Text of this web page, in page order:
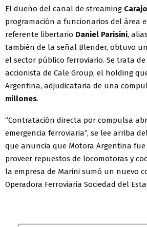
El dueño del canal de streaming Carajo
programación a funcionarios del área
referente libertario Daniel Parisini,
también de la señal Blender, obtuvo
el sector público ferroviario. Se trata de
accionista de Cale Group, el holding
Argentina, adjudicataria de una
millones.
“Contratación directa por compulsa
emergencia ferroviaria”, se lee arriba
que anuncia que Motora Argentina
proveer repuestos de locomotoras y
la empresa de Marini sumó un nuevo
Operadora Ferroviaria Sociedad del